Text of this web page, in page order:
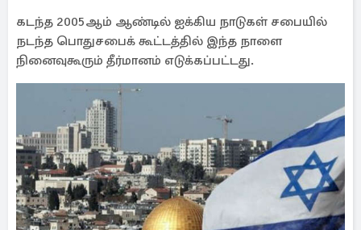
கடந்த 2005ஆம் ஆண்டில் ஐக்கிய நாடுகள் சபையில்
நடந்த பொதுசபைக் கூட்டத்தில் இந்த நாளை
நினைவுகூரும் தீர்மானம் எடுக்கப்பட்டது.